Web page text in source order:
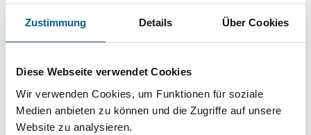
Zustimmung Details Über Cookies
Diese Webseite verwendet Cookies
Wir verwenden Cookies, um Funktionen für soziale
Medien anbieten zu können und die Zugriffe auf unsere
Website zu analysieren.
Projekt oder ein Vorhaben? Hier können Sie
direkt über unsere Fördermitteldatenbank und
Suche bitte die Groß- und Kleinschreibung
beachten.